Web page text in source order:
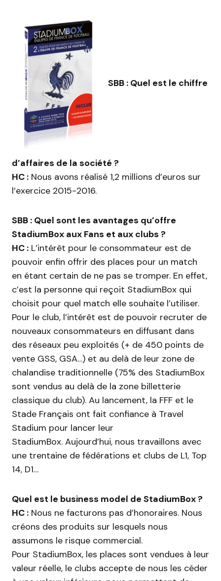
SBB : Quel est le chiffre
d’affaires de la société ?
HC : Nous avons réalisé 1,2 millions d’euros sur
l’exercice 2015-2016.
SBB : Quel sont les avantages qu’offre
StadiumBox aux Fans et aux clubs ?
HC : L’intérêt pour le consommateur est de
pouvoir enfin offrir des places pour un match
en étant certain de ne pas se tromper. En effet,
c’est la personne qui reçoit StadiumBox qui
choisit pour quel match elle souhaite l’utiliser.
Pour le club, l’intérêt est de pouvoir recruter de
nouveaux consommateurs en diffusant dans
des réseaux peu exploités (+ de 450 points de
vente GSS, GSA…) et au delà de leur zone de
chalandise traditionnelle (75% des StadiumBox
sont vendus au delà de la zone billetterie
classique du club). Au lancement, la FFF et le
Stade Français ont fait confiance à Travel
Stadium pour lancer leur
StadiumBox. Aujourd’hui, nous travaillons avec
une trentaine de fédérations et clubs de L1, Top
14, D1…
Quel est le business model de StadiumBox ?
HC : Nous ne facturons pas d’honoraires. Nous
créons des produits sur lesquels nous
assumons le risque commercial.
Pour StadiumBox, les places sont vendues à leur
valeur réelle, le clubs accepte de nous les céder